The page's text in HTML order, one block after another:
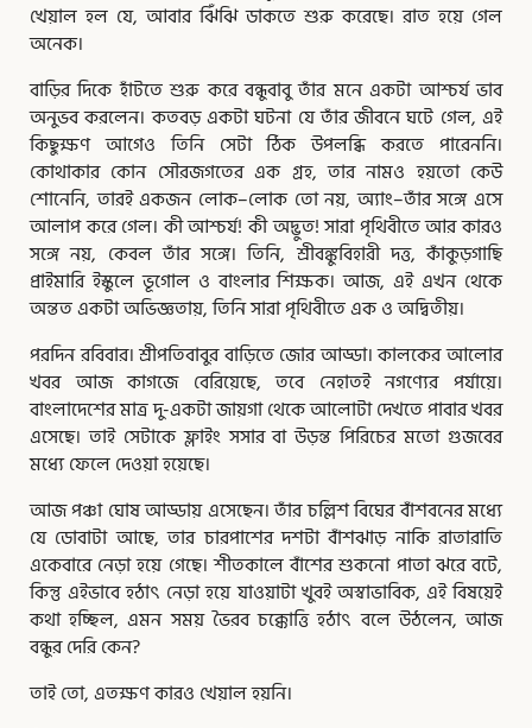
খেয়াল হল যে, আবার ঝিঁঝি ডাকতে শুরু করেছে। রাত হয়ে গেল
অনেক।
বাড়ির দিকে হাঁটতে শুরু করে বন্ধুবাবু তাঁর মনে একটা আশ্চর্য ভাব
অনুভব করলেন। কতবড় একটা ঘটনা যে তাঁর জীবনে ঘটে গেল, এই
কিছুক্ষণ আগেও তিনি সেটা ঠিক উপলব্ধি করতে পারেননি।
কোথাকার কোন সৌরজগতের এক গ্রহ, তার নামও হয়তো কেউ
শোনেনি, তারই একজন লোক–লোক তো নয়, অ্যাং–তাঁর সঙ্গে এসে
আলাপ করে গেল। কী আশ্চর্য! কী অদ্ভুত! সারা পৃথিবীতে আর কারও
সঙ্গে নয়, কেবল তাঁর সঙ্গে। তিনি, শ্রীবঙ্কুবিহারী দত্ত, কাঁকুড়গাছি
প্রাইমারি ইস্কুলে ভূগোল ও বাংলার শিক্ষক। আজ, এই এখন থেকে
অন্তত একটা অভিজ্ঞতায়, তিনি সারা পৃথিবীতে এক ও অদ্বিতীয়।
পরদিন রবিবার। শ্রীপতিবাবুর বাড়িতে জোর আড্ডা। কালকের আলোর
খবর আজ কাগজে বেরিয়েছে, তবে নেহাতই নগণ্যের পর্যায়ে।
বাংলাদেশের মাত্র দু-একটা জায়গা থেকে আলোটা দেখতে পাবার খবর
এসেছে। তাই সেটাকে ফ্লাইং সসার বা উড়ন্ত পিরিচের মতো গুজবের
মধ্যে ফেলে দেওয়া হয়েছে।
আজ পঞ্চা ঘোষ আড্ডায় এসেছেন। তাঁর চল্লিশ বিঘের বাঁশবনের মধ্যে
যে ডোবাটা আছে, তার চারপাশের দশটা বাঁশঝাড় নাকি রাতারাতি
একেবারে নেড়া হয়ে গেছে। শীতকালে বাঁশের শুকনো পাতা ঝরে বটে,
কিন্তু এইভাবে হঠাৎ নেড়া হয়ে যাওয়াটা খুবই অস্বাভাবিক, এই বিষয়েই
কথা হচ্ছিল, এমন সময় ভৈরব চক্কোত্তি হঠাৎ বলে উঠলেন, আজ
বন্ধুর দেরি কেন?
তাই তো, এতক্ষণ কারও খেয়াল হয়নি।